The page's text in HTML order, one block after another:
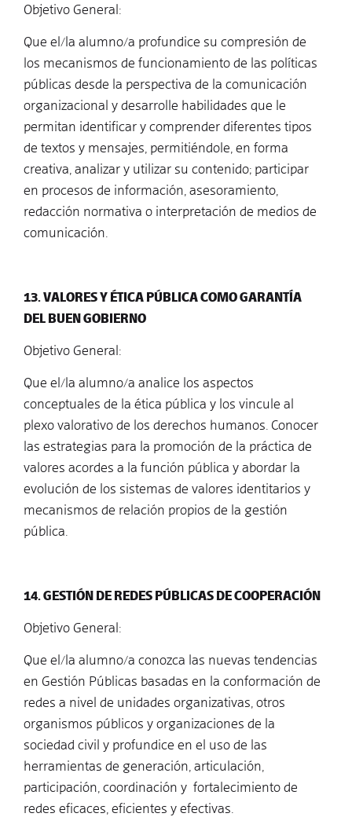
Objetivo General:
Que el/la alumno/a profundice su compresión de
los mecanismos de funcionamiento de las políticas
públicas desde la perspectiva de la comunicación
organizacional y desarrolle habilidades que le
permitan identificar y comprender diferentes tipos
de textos y mensajes, permitiéndole, en forma
creativa, analizar y utilizar su contenido; participar
en procesos de información, asesoramiento,
redacción normativa o interpretación de medios de
comunicación.
13. VALORES Y ÉTICA PÚBLICA COMO GARANTÍA
DEL BUEN GOBIERNO
Objetivo General:
Que el/la alumno/a analice los aspectos
conceptuales de la ética pública y los vincule al
plexo valorativo de los derechos humanos. Conocer
las estrategias para la promoción de la práctica de
valores acordes a la función pública y abordar la
evolución de los sistemas de valores identitarios y
mecanismos de relación propios de la gestión
pública.
14. GESTIÓN DE REDES PÚBLICAS DE COOPERACIÓN
Objetivo General:
Que el/la alumno/a conozca las nuevas tendencias
en Gestión Públicas basadas en la conformación de
redes a nivel de unidades organizativas, otros
organismos públicos y organizaciones de la
sociedad civil y profundice en el uso de las
herramientas de generación, articulación,
participación, coordinación y fortalecimiento de
redes eficaces, eficientes y efectivas.